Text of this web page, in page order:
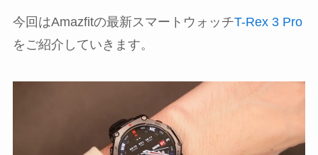
今回はAmazfitの最新スマートウォッチT-Rex 3 Pro
をご紹介していきます。